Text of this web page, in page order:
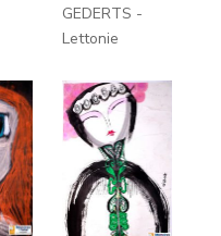
GEDERTS -
Lettonie